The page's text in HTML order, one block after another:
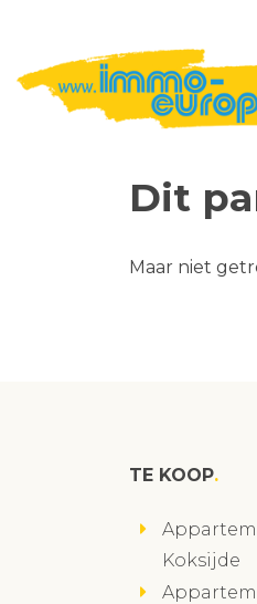
Dit
Maar niet
TE KOOP
Koksijde